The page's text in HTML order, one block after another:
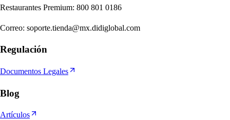
Restaurantes Premium: 800 801 0186
Correo: soporte.tienda@mx.didiglobal.com
Regulación
Documentos Legales
Blog
Artículos